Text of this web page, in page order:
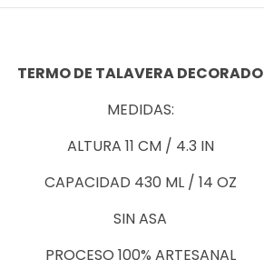
TERMO DE TALAVERA DECORADO
MEDIDAS:
ALTURA 11 CM / 4.3 IN
CAPACIDAD 430 ML / 14 OZ
SIN ASA
PROCESO 100% ARTESANAL